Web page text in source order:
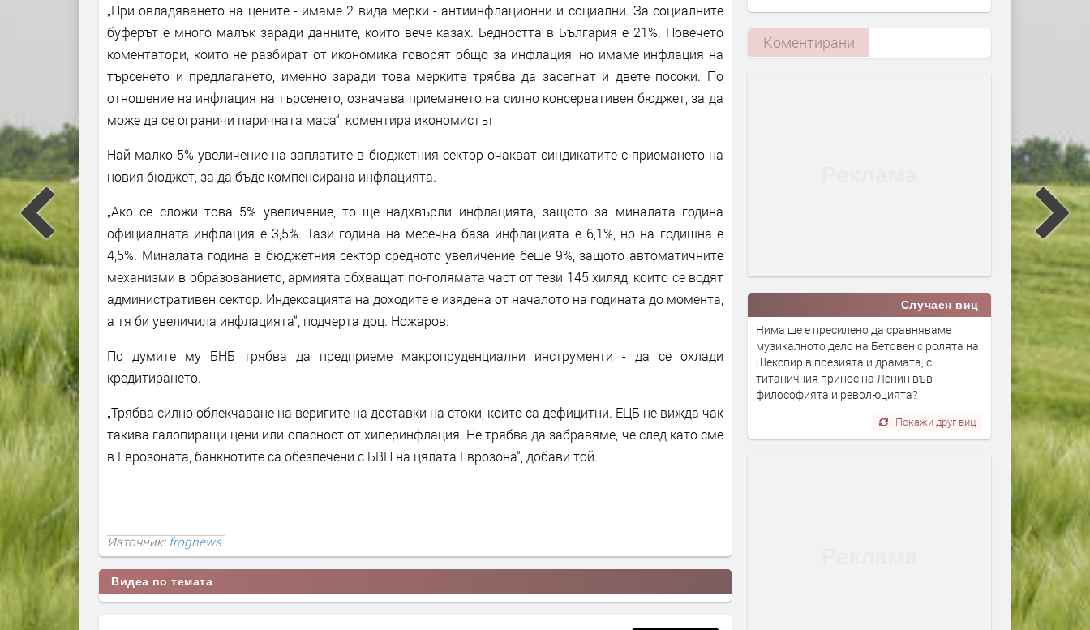
„При овладяването на цените - имаме 2 вида мерки - антиинфлационни и социални. За социалните
буферът е много малък заради данните, които вече казах. Бедността в България е 21%. Повечето
коментатори, които не разбират от икономика говорят общо за инфлация, но имаме инфлация на
търсенето и предлагането, именно заради това мерките трябва да засегнат и двете посоки. По
отношение на инфлация на търсенето, означава приемането на силно консервативен бюджет, за да
може да се ограничи паричната маса“, коментира икономистът
Най-малко 5% увеличение на заплатите в бюджетния сектор очакват синдикатите с приемането на
новия бюджет, за да бъде компенсирана инфлацията.
„Ако се сложи това 5% увеличение, то ще надхвърли инфлацията, защото за миналата година
официалната инфлация е 3,5%. Тази година на месечна база инфлацията е 6,1%, но на годишна е
4,5%. Миналата година в бюджетния сектор средното увеличение беше 9%, защото автоматичните
механизми в образованието, армията обхващат по-голямата част от тези 145 хиляд, които се водят
административен сектор. Индексацията на доходите е изядена от началото на годината до момента,
а тя би увеличила инфлацията“, подчерта доц. Ножаров.
По думите му БНБ трябва да предприеме макропруденциални инструменти - да се охлади
кредитирането.
„Трябва силно облекчаване на веригите на доставки на стоки, които са дефицитни. ЕЦБ не вижда чак
такива галопиращи цени или опасност от хиперинфлация. Не трябва да забравяме, че след като сме
в Еврозоната, банкнотите са обезпечени с БВП на цялата Еврозона“, добави той.
Източник:frognews
Видеа по темата
Коментирани
Случаен виц
Нима ще е пресилено да сравняваме
музикалното дело на Бетовен с ролята на
Шекспир в поезията и драмата, с
титаничния принос на Ленин във
философията и революцията?
Покажи друг виц